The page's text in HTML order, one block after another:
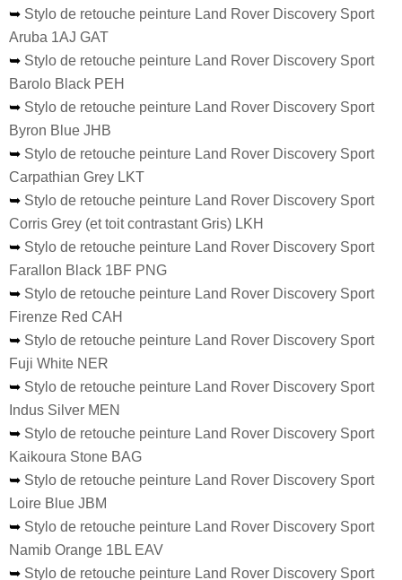
➥ Stylo de retouche peinture Land Rover Discovery Sport
Aruba 1AJ GAT
➥ Stylo de retouche peinture Land Rover Discovery Sport
Barolo Black PEH
➥ Stylo de retouche peinture Land Rover Discovery Sport
Byron Blue JHB
➥ Stylo de retouche peinture Land Rover Discovery Sport
Carpathian Grey LKT
➥ Stylo de retouche peinture Land Rover Discovery Sport
Corris Grey (et toit contrastant Gris) LKH
➥ Stylo de retouche peinture Land Rover Discovery Sport
Farallon Black 1BF PNG
➥ Stylo de retouche peinture Land Rover Discovery Sport
Firenze Red CAH
➥ Stylo de retouche peinture Land Rover Discovery Sport
Fuji White NER
➥ Stylo de retouche peinture Land Rover Discovery Sport
Indus Silver MEN
➥ Stylo de retouche peinture Land Rover Discovery Sport
Kaikoura Stone BAG
➥ Stylo de retouche peinture Land Rover Discovery Sport
Loire Blue JBM
➥ Stylo de retouche peinture Land Rover Discovery Sport
Namib Orange 1BL EAV
➥ Stylo de retouche peinture Land Rover Discovery Sport